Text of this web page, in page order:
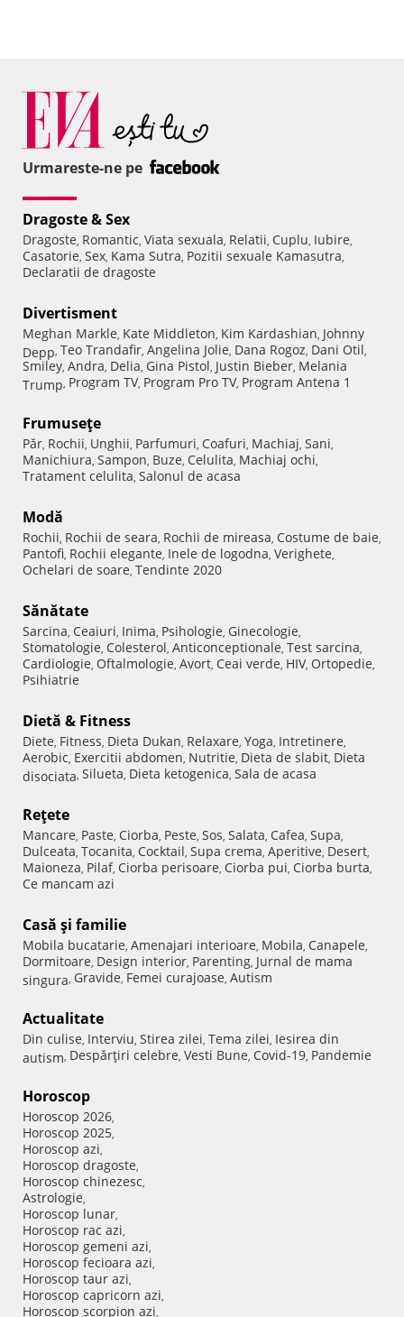
Urmareste-ne pe
Dragoste & Sex
Dragoste, Romantic, Viata sexuala, Relatii, Cuplu, Iubire,
Casatorie, Sex, Kama Sutra, Pozitii sexuale Kamasutra,
Declaratii de dragoste
Divertisment
Meghan Markle, Kate Middleton, Kim Kardashian, Johnny
Depp, Teo Trandafir, Angelina Jolie, Dana Rogoz, Dani Otil,
Smiley, Andra, Delia, Gina Pistol, Justin Bieber, Melania
Trump, Program TV, Program Pro TV, Program Antena 1
Frumuseţe
Păr, Rochii, Unghii, Parfumuri, Coafuri, Machiaj, Sani,
Manichiura, Sampon, Buze, Celulita, Machiaj ochi,
Tratament celulita, Salonul de acasa
Modă
Rochii, Rochii de seara, Rochii de mireasa, Costume de baie,
Pantofi, Rochii elegante, Inele de logodna, Verighete,
Ochelari de soare, Tendinte 2020
Sănătate
Sarcina, Ceaiuri, Inima, Psihologie, Ginecologie,
Stomatologie, Colesterol, Anticonceptionale, Test sarcina,
Cardiologie, Oftalmologie, Avort, Ceai verde, HIV, Ortopedie,
Psihiatrie
Dietă & Fitness
Diete, Fitness, Dieta Dukan, Relaxare, Yoga, Intretinere,
Aerobic, Exercitii abdomen, Nutritie, Dieta de slabit, Dieta
disociata, Silueta, Dieta ketogenica, Sala de acasa
Reţete
Mancare, Paste, Ciorba, Peste, Sos, Salata, Cafea, Supa,
Dulceata, Tocanita, Cocktail, Supa crema, Aperitive, Desert,
Maioneza, Pilaf, Ciorba perisoare, Ciorba pui, Ciorba burta,
Ce mancam azi
Casă şi familie
Mobila bucatarie, Amenajari interioare, Mobila, Canapele,
Dormitoare, Design interior, Parenting, Jurnal de mama
singura, Gravide, Femei curajoase, Autism
Actualitate
Din culise, Interviu, Stirea zilei, Tema zilei, Iesirea din
autism, Despărţiri celebre, Vesti Bune, Covid-19, Pandemie
Horoscop
Horoscop 2026,
Horoscop 2025,
Horoscop azi,
Horoscop dragoste,
Horoscop chinezesc,
Astrologie,
Horoscop lunar,
Horoscop rac azi,
Horoscop gemeni azi,
Horoscop fecioara azi,
Horoscop taur azi,
Horoscop capricorn azi,
Horoscop scorpion azi,